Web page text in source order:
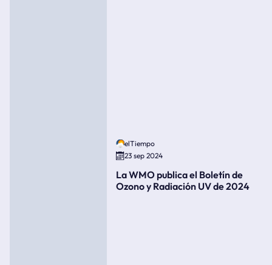
elTiempo
23 sep 2024
La WMO publica el Boletín de
Ozono y Radiación UV de 2024